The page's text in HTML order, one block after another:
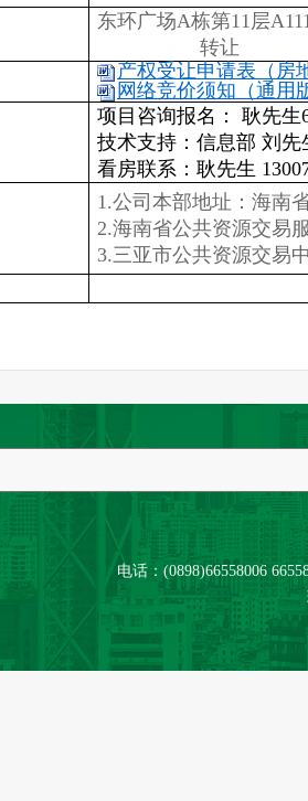
东环广场A栋第11层
转让
产权受让申请表（房
网络竞价须知（通用
项目咨询报名： 耿先
技术支持：信息部 刘先
看房联系：耿先生
1.公司本部地址：海南
2.海南省公共资源交易
3.三亚市公共资源交易
电话：(0898)66558006